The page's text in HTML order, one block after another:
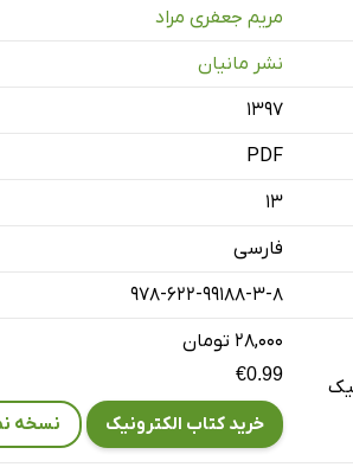
مریم جعفری مراد
نشر مانیان
۱۳۹۷
PDF
13
فارسی
978-622-99188-3-8
۲۸,۰۰۰ تومان
€0.99
خرید کتاب الکترونیک نسخه